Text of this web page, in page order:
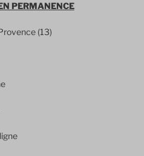
PERMANENCE
(13)